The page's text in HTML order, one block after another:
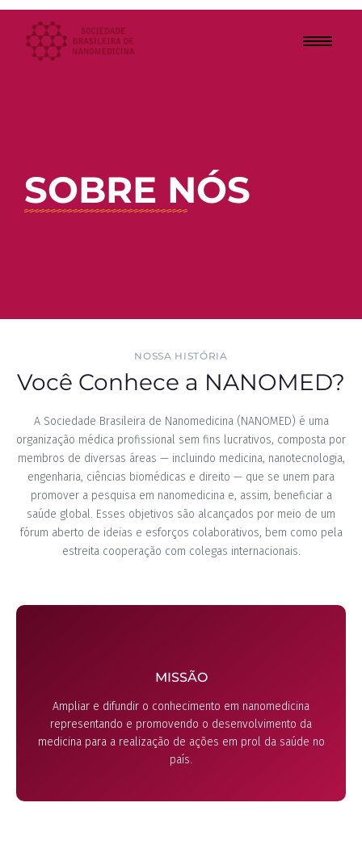
SOBRE NÓS
NOSSA HISTÓRIA
Você Conhece a NANOMED?
A Sociedade Brasileira de Nanomedicina (NANOMED) é uma
organização médica profissional sem fins lucrativos, composta por
membros de diversas áreas — incluindo medicina, nanotecnologia,
engenharia, ciências biomédicas e direito — que se unem para
promover a pesquisa em nanomedicina e, assim, beneficiar a
saúde global. Esses objetivos são alcançados por meio de um
fórum aberto de ideias e esforços colaborativos, bem como pela
estreita cooperação com colegas internacionais.
MISSÃO
Ampliar e difundir o conhecimento em nanomedicina
representando e promovendo o desenvolvimento da
medicina para a realização de ações em prol da saúde no
país.